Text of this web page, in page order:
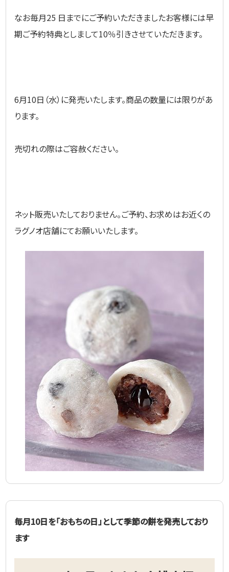
なお毎月25 日までにご予約いただきましたお客様には早
期ご予約特典としまして10％引きさせていただきます。
6月10日（水）に発売いたします。商品の数量には限りがあ
ります。
売切れの際はご容赦ください。
ネット販売いたしておりません。ご予約、お求めはお近くの
ラグノオ店舗にてお願いいたします。
毎月10日を「おもちの日」として季節の餅を発売しており
ます